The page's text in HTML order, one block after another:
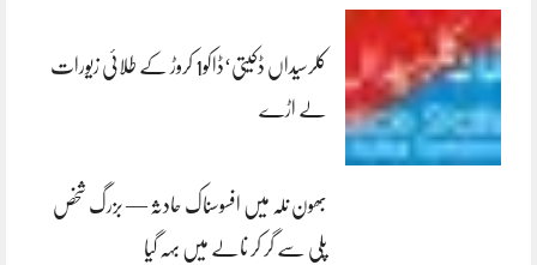
کلرسیداں ڈکیتی‘ڈاکو1 کروڑ کے طلائی زیورات
لے اڑے
بھون نلہ میں افسوسناک حادثہ — بزرگ شخص
پلی سے گر کر نالے میں بہہ گیا